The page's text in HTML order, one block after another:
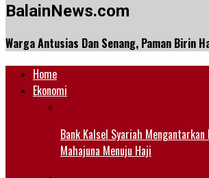
BalainNews.com
Warga Antusias Dan Senang, Paman Birin
Home
Ekonomi
Bank Kalsel Syariah Mengantarkan
Mahajuna Menuju Haji